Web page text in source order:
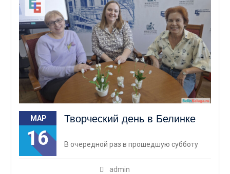
МАР
16
Творческий день в Белинке
admin
В очередной раз в прошедшую субботу